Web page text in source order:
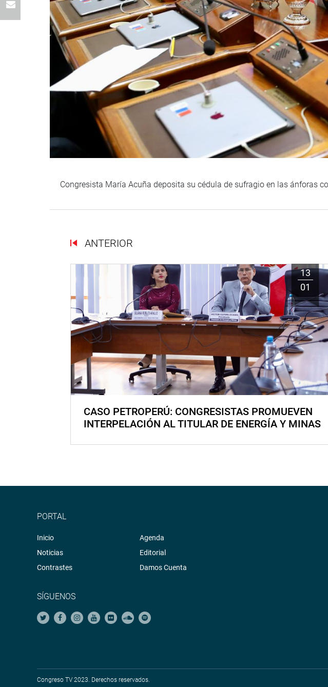
Congresista María Acuña deposita su cédula de sufragio en las ánforas
ANTERIOR
13
01
CASO PETROPERÚ: CONGRESISTAS PROMUEVEN
INTERPELACIÓN AL TITULAR DE ENERGÍA Y MINAS
PORTAL
Inicio
Noticias
Contrastes
Agenda
Editorial
Damos Cuenta
SÍGUENOS
Congreso TV 2023. Derechos reservados.